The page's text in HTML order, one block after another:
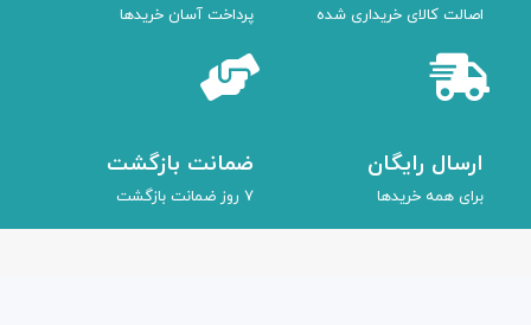
اصالت کالای خریداری شده پرداخت آسان خریدها
ارسال رایگان
برای همه خریدها
ضمانت بازگشت
7 روز ضمانت بازگشت